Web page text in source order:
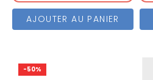
AJOUTER AU PANIER
-50%